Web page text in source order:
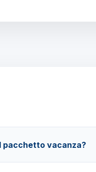
pacchetto vacanza?